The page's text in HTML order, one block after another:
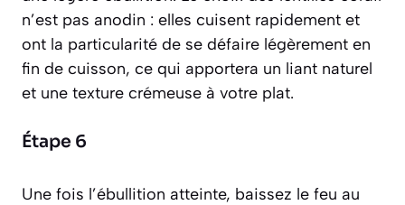
n’est pas anodin : elles cuisent rapidement et
ont la particularité de se défaire légèrement en
fin de cuisson, ce qui apportera un liant naturel
et une texture crémeuse à votre plat.
Étape 6
Une fois l’ébullition atteinte, baissez le feu au